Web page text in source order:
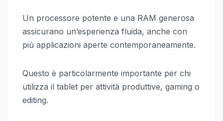
Un processore potente e una RAM generosa
assicurano un’esperienza fluida, anche con
più applicazioni aperte contemporaneamente.
Questo è particolarmente importante per chi
utilizza il tablet per attività produttive, gaming o
editing.